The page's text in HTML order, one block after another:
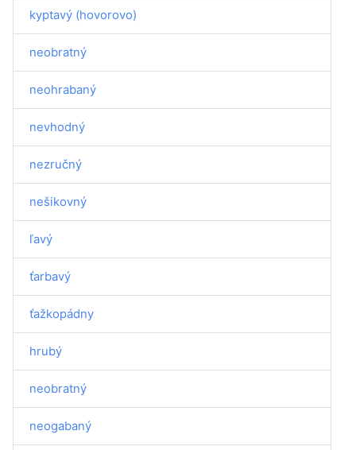
kyptavý (hovorovo)
neobratný
neohrabaný
nevhodný
nezručný
nešikovný
ľavý
ťarbavý
ťažkopádny
hrubý
neobratný
neogabaný